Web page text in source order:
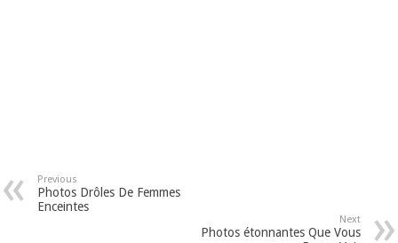
Previous
Photos Drôles De Femmes
Enceintes
Next
Photos étonnantes Que Vous